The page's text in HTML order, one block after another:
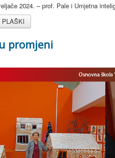
2024. – prof. Pale i Umjetna
promjeni